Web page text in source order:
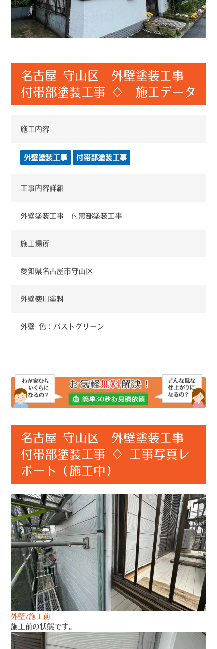
名古屋 守山区 外壁塗装工事
付帯部塗装工事 ♢ 施工データ
施工内容
外壁塗装工事 付帯部塗装工事
工事内容詳細
外壁塗装工事 付帯部塗装工事
施工場所
愛知県名古屋市守山区
外壁使用塗料
外壁 色：パストグリーン
名古屋 守山区 外壁塗装工事
付帯部塗装工事 ♢ 工事写真レ
ポート（施工中）
外壁/施工前
施工前の状態です。